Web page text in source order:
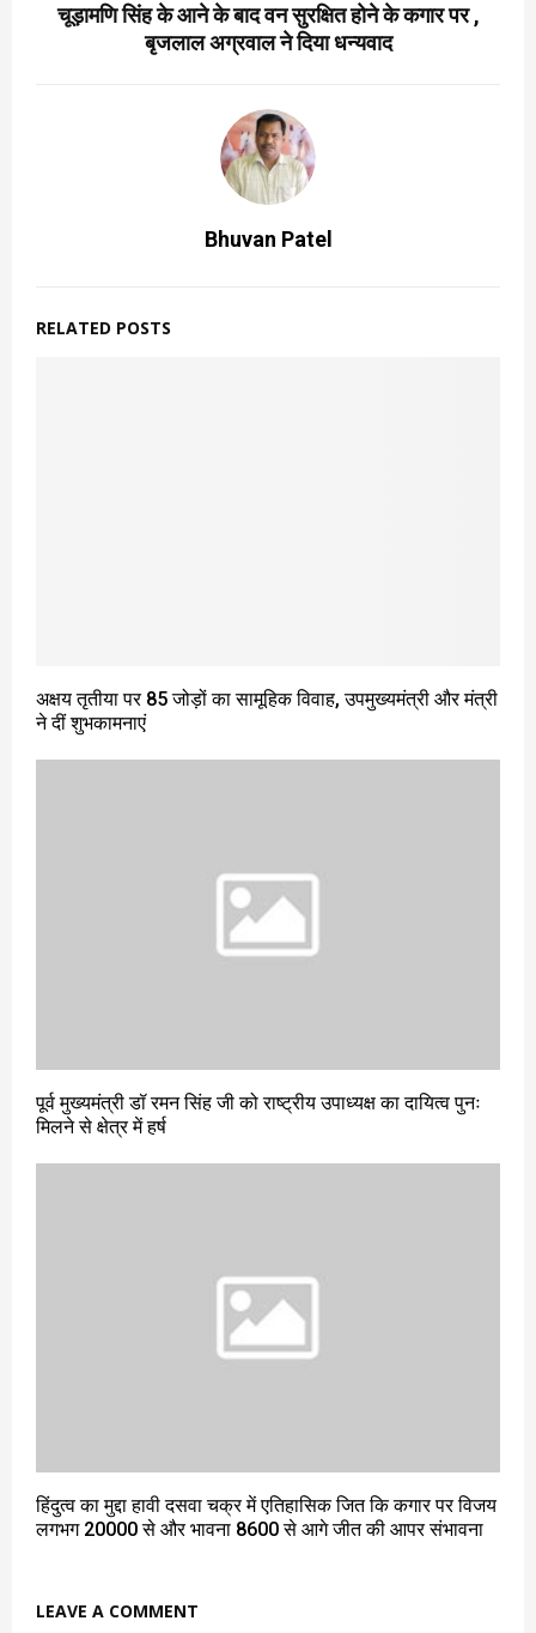
चूड़ामणि सिंह के आने के बाद वन सुरक्षित होने के कगार पर ,
बृजलाल अग्रवाल ने दिया धन्यवाद
Bhuvan Patel
RELATED POSTS
अक्षय तृतीया पर 85 जोड़ों का सामूहिक विवाह, उपमुख्यमंत्री और मंत्री
ने दीं शुभकामनाएं
पूर्व मुख्यमंत्री डॉ रमन सिंह जी को राष्ट्रीय उपाध्यक्ष का दायित्व पुनः
मिलने से क्षेत्र में हर्ष
हिंदुत्व का मुद्दा हावी दसवा चक्र में एतिहासिक जित कि कगार पर विजय
लगभग 20000 से और भावना 8600 से आगे जीत की आपर संभावना
LEAVE A COMMENT